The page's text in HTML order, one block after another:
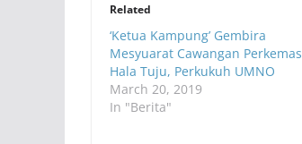
Related
‘Ketua Kampung’ Gembira
Mesyuarat Cawangan Perkemas
Hala Tuju, Perkukuh UMNO
March 20, 2019
In "Berita"